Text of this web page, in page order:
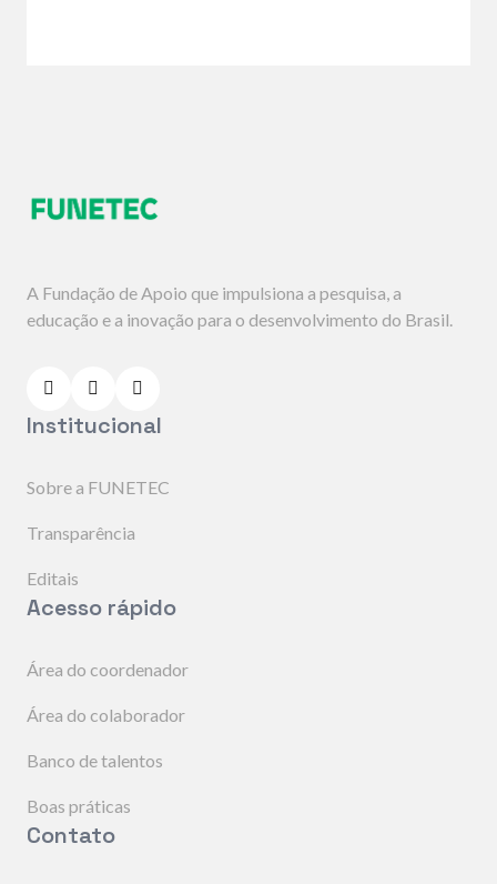
A Fundação de Apoio que impulsiona a pesquisa, a
educação e a inovação para o desenvolvimento do Brasil.
Institucional
Sobre a FUNETEC
Transparência
Editais
Acesso rápido
Área do coordenador
Área do colaborador
Banco de talentos
Boas práticas
Contato